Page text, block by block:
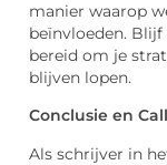
manier waarop
beïnvloeden.
bereid om je
blijven lopen.
Conclusie en
Als schrijver in